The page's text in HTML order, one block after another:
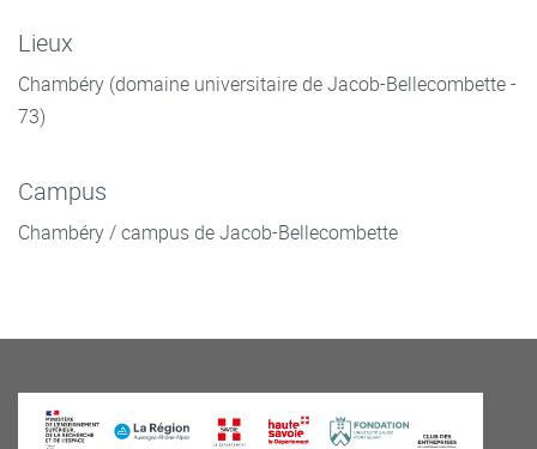
Lieux
Chambéry (domaine universitaire de Jacob-Bellecombette -
73)
Campus
Chambéry / campus de Jacob-Bellecombette